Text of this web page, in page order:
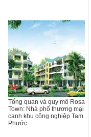
Tổng quan và quy mô Rosa
Town: Nhà phố thương mại
cạnh khu công nghiệp Tam
Phước